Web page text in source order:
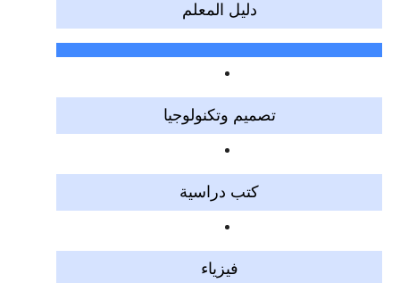
دليل المعلم
تصميم وتكنولوجيا
كتب دراسية
فيزياء